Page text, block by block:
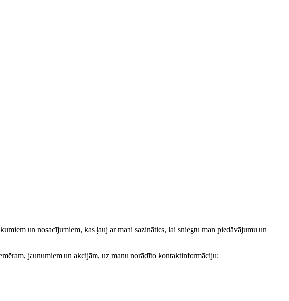
un nosacījumiem, kas ļauj ar mani sazināties, lai sniegtu man piedāvājumu un
jaunumiem un akcijām, uz manu norādīto kontaktinformāciju: